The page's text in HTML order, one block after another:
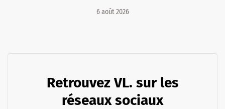
6 août 2026
Retrouvez VL. sur les
réseaux sociaux